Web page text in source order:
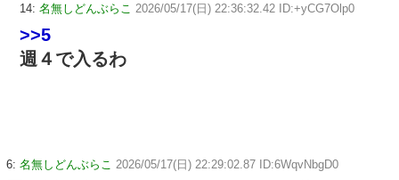
14: 名無しどんぶらこ 2026/05/17(日) 22:36:32.42 ID:+yCG7Olp0
>>5
週４で入るわ
6: 名無しどんぶらこ 2026/05/17(日) 22:29:02.87 ID:6WqvNbgD0